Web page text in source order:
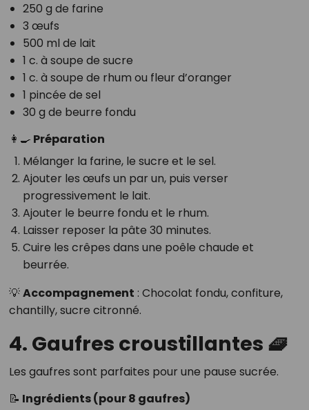
250 g de farine
3 œufs
500 ml de lait
1 c. à soupe de sucre
1 c. à soupe de rhum ou fleur d’oranger
1 pincée de sel
30 g de beurre fondu
👩‍🍳 Préparation
Mélanger la farine, le sucre et le sel.
Ajouter les œufs un par un, puis verser
progressivement le lait.
Ajouter le beurre fondu et le rhum.
Laisser reposer la pâte 30 minutes.
Cuire les crêpes dans une poêle chaude et
beurrée.
💡Accompagnement : Chocolat fondu, confiture,
chantilly, sucre citronné.
4. Gaufres croustillantes 🧇
Les gaufres sont parfaites pour une pause sucrée.
📝 Ingrédients (pour 8 gaufres)